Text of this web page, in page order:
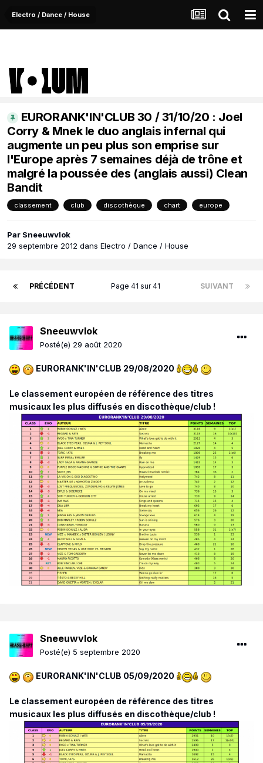
Electro / Dance / House
EURORANK'IN'CLUB 30 / 31/10/20 : Joel
Corry & Mnek le duo anglais infernal qui
augmente un peu plus son emprise sur
l'Europe après 7 semaines déjà de trône et
malgré la poussée des (anglais aussi) Clean
Bandit
classement club discothèque chart europe
Par Sneeuwvlok
29 septembre 2012 dans Electro / Dance / House
PRÉCÉDENT SUIVANT
Page 41 sur 41
Sneeuwvlok
Posté(e) 29 août 2020
EURORANK'IN'CLUB 29/08/2020
Le classement européen de référence des titres
musicaux les plus diffusés en discothèque/club !
Sneeuwvlok
Posté(e) 5 septembre 2020
EURORANK'IN'CLUB 05/09/2020
Le classement européen de référence des titres
musicaux les plus diffusés en discothèque/club !